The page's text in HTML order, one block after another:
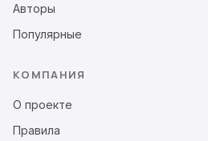
Авторы
Популярные
КОМПАНИЯ
О проекте
Правила